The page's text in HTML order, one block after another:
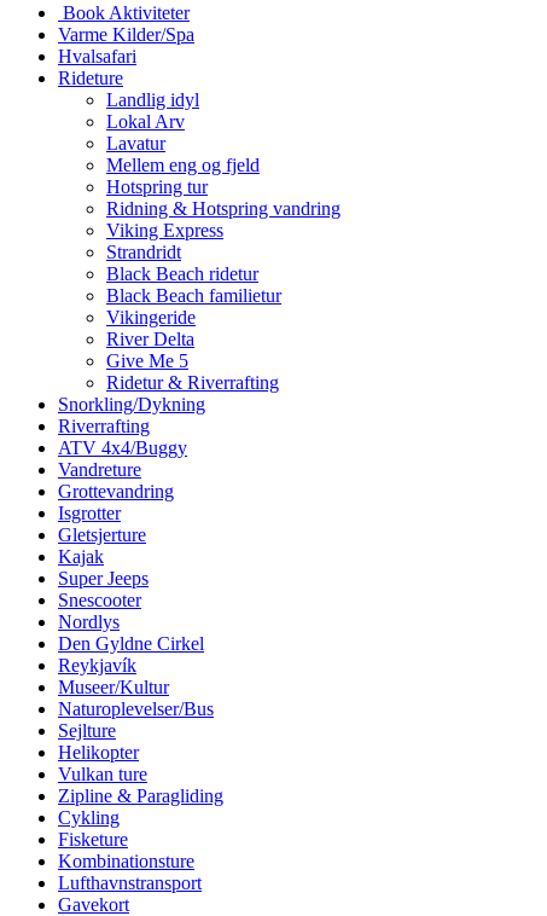
Book Aktiviteter
Varme Kilder/Spa
Hvalsafari
Rideture
Landlig idyl
Lokal Arv
Lavatur
Mellem eng og fjeld
Hotspring tur
Ridning & Hotspring vandring
Viking Express
Strandridt
Black Beach ridetur
Black Beach familietur
Vikingeride
River Delta
Give Me 5
Ridetur & Riverrafting
Snorkling/Dykning
Riverrafting
ATV 4x4/Buggy
Vandreture
Grottevandring
Isgrotter
Gletsjerture
Kajak
Super Jeeps
Snescooter
Nordlys
Den Gyldne Cirkel
Reykjavík
Museer/Kultur
Naturoplevelser/Bus
Sejlture
Helikopter
Vulkan ture
Zipline & Paragliding
Cykling
Fisketure
Kombinationsture
Lufthavnstransport
Gavekort